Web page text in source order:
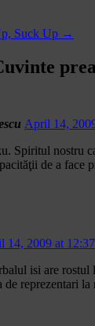
Suck Up →
April 14,
Spiritul nostru
de a face
14, 2009 at
isi are rostul
de reprezentari